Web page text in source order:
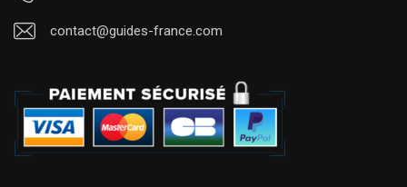
contact@guides-france.com